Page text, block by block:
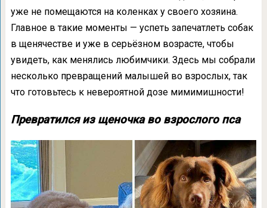
уже не помещаются на коленках у своего хозяина.
Главное в такие моменты — успеть запечатлеть собак
в щенячестве и уже в серьёзном возрасте, чтобы
увидеть, как менялись любимчики. Здесь мы собрали
несколько превращений малышей во взрослых, так
что готовьтесь к невероятной дозе мимимишности!
Превратился из щеночка во взрослого пса